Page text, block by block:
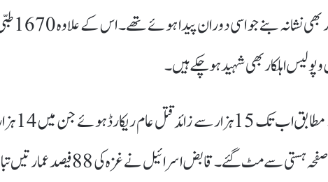
ہزار 990 مائیں بھی شامل ہیں، جبکہ 450 ایسے شیر خوار
غزہ کے سرکاری اعداد و شمار اور اقوام متحدہ کی رپورٹس کے
فلسطینی خاندان اجڑ گئے، جبکہ 2700 خاندان مکمل طور پر صفحہ ہستی سے مٹ گئے۔ قابض اسرائیل نے غزہ کی 88